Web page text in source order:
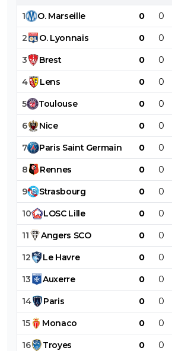
1 O. Marseille 0 0
2 O. Lyonnais 0 0
3 Brest 0 0
4 Lens 0 0
5 Toulouse 0 0
6 Nice 0 0
7 Paris Saint Germain 0 0
8 Rennes 0 0
9 Strasbourg 0 0
10 LOSC Lille 0 0
11 Angers SCO 0 0
12 Le Havre 0 0
13 Auxerre 0 0
14 Paris 0 0
15 Monaco 0 0
16 Troyes 0 0